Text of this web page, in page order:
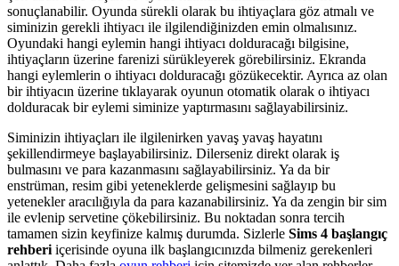
sonuçlanabilir. Oyunda sürekli olarak bu ihtiyaçlara göz atmalı ve
siminizin gerekli ihtiyacı ile ilgilendiğinizden emin olmalısınız.
Oyundaki hangi eylemin hangi ihtiyacı dolduracağı bilgisine,
ihtiyaçların üzerine farenizi sürükleyerek görebilirsiniz. Ekranda
hangi eylemlerin o ihtiyacı dolduracağı gözükecektir. Ayrıca az olan
bir ihtiyacın üzerine tıklayarak oyunun otomatik olarak o ihtiyacı
dolduracak bir eylemi siminize yaptırmasını sağlayabilirsiniz.
Siminizin ihtiyaçları ile ilgilenirken yavaş yavaş hayatını
şekillendirmeye başlayabilirsiniz. Dilerseniz direkt olarak iş
bulmasını ve para kazanmasını sağlayabilirsiniz. Ya da bir
enstrüman, resim gibi yeteneklerde gelişmesini sağlayıp bu
yetenekler aracılığıyla da para kazanabilirsiniz. Ya da zengin bir sim
ile evlenip servetine çökebilirsiniz. Bu noktadan sonra tercih
tamamen sizin keyfinize kalmış durumda. Sizlerle Sims 4 başlangıç
rehberi içerisinde oyuna ilk başlangıcınızda bilmeniz gerekenleri